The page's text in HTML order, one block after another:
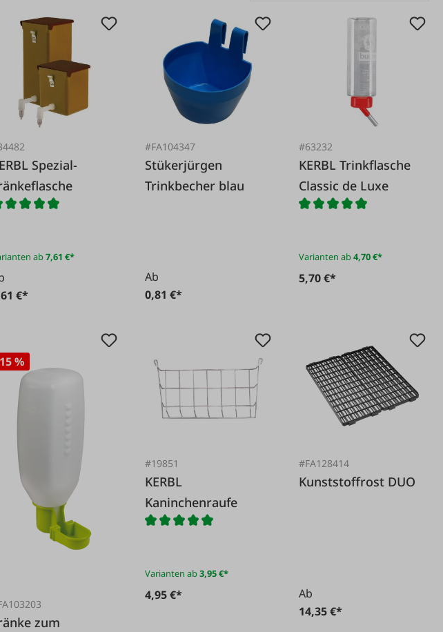
Spezial-
ab7,61 €*
€*
#FA104347
Stükerjürgen
Trinkbecher blau
Ab
0,81 €*
#63232
KERBL Trinkflasche
Classic de Luxe
Varianten ab4,70 €*
5,70 €*
%
zum
#19851
KERBL
Kaninchenraufe
Varianten ab3,95 €*
4,95 €*
#FA128414
Kunststoffrost DUO
Ab
14,35 €*